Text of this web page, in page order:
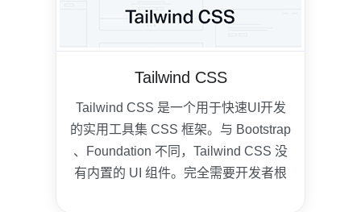
Tailwind CSS
Tailwind CSS 是一个用于快速UI开发
的实用工具集 CSS 框架。与 Bootstrap
、Foundation 不同，Tailwind CSS 没
有内置的 UI 组件。完全需要开发者根